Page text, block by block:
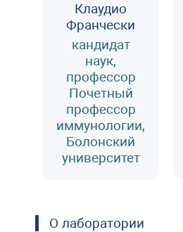
Клаудио
Франчески
кандидат
наук,
профессор
Почетный
профессор
иммунологии,
Болонский
университет
О лаборатории